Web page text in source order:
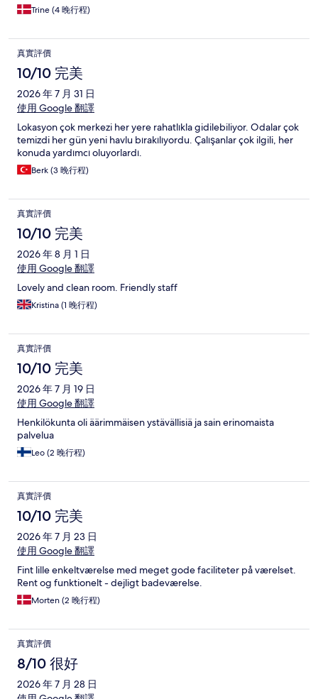
Trine (4 晚行程)
真實評價
10/10 完美
2026 年 7 月 31 日
使用 Google 翻譯
Lokasyon çok merkezi her yere rahatlıkla gidilebiliyor. Odalar çok
temizdi her gün yeni havlu bırakılıyordu. Çalışanlar çok ilgili, her
konuda yardımcı oluyorlardı.
Berk (3 晚行程)
真實評價
10/10 完美
2026 年 8 月 1 日
使用 Google 翻譯
Lovely and clean room. Friendly staff
Kristina (1 晚行程)
真實評價
10/10 完美
2026 年 7 月 19 日
使用 Google 翻譯
Henkilökunta oli äärimmäisen ystävällisiä ja sain erinomaista
palvelua
Leo (2 晚行程)
真實評價
10/10 完美
2026 年 7 月 23 日
使用 Google 翻譯
Fint lille enkeltværelse med meget gode faciliteter på værelset.
Rent og funktionelt - dejligt badeværelse.
Morten (2 晚行程)
真實評價
8/10 很好
2026 年 7 月 28 日